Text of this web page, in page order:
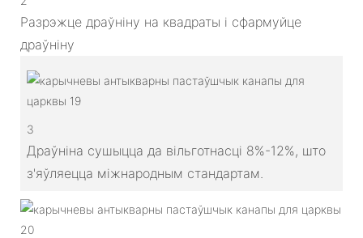
Разрэжце драўніну на квадраты і сфармуйце
драўніну
3
Драўніна сушыцца да вільготнасці 8%-12%, што
з'яўляецца міжнародным стандартам.